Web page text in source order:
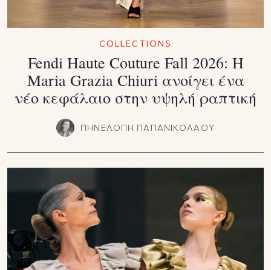
COLLECTIONS
Fendi Haute Couture Fall 2026: Η
Maria Grazia Chiuri ανοίγει ένα
νέο κεφάλαιο στην υψηλή ραπτική
ΠΗΝΕΛΟΠΗ ΠΑΠΑΝΙΚΟΛΑΟΥ